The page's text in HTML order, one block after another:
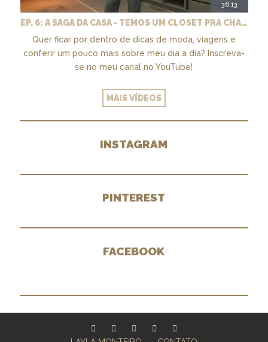
36:13
EP. 6: A SAGA DA CASA - TEMOS UM CLOSET PRA CHAMAR DE NOSSO + MARCENARIA E PAISAGISMO
Quer ficar por dentro de dicas de moda, viagens e
conferir um pouco mais sobre meu dia a dia? Inscreva-
se no meu canal no YouTube!
MAIS VÍDEOS
INSTAGRAM
PINTEREST
FACEBOOK